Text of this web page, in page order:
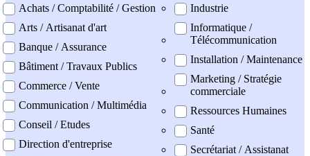
professionel
Achats / Comptabilité / Gestion
Arts / Artisanat d'art
Banque / Assurance
Bâtiment / Travaux Publics
Commerce / Vente
Communication / Multimédia
Conseil / Etudes
Direction d'entreprise
Industrie
Informatique /
Télécommunication
Installation / Maintenance
Marketing / Stratégie
commerciale
Ressources Humaines
Santé
Secrétariat / Assistanat